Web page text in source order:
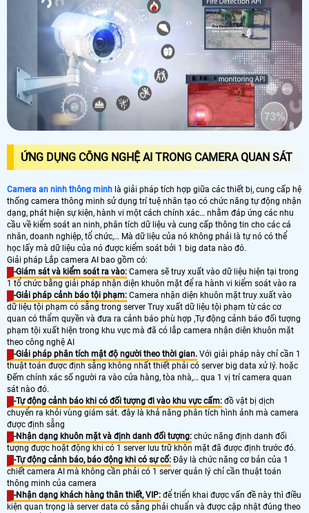
ỨNG DỤNG CÔNG NGHỆ AI TRONG CAMERA QUAN SÁT
Camera an ninh thông minh là giải pháp tích hợp giữa các thiết bị, cung cấp hệ
thống camera thông minh sử dụng trí tuệ nhân tạo có chức năng tự động nhận
dạng, phát hiện sự kiện, hành vi một cách chính xác… nhằm đáp ứng các nhu
cầu về kiểm soát an ninh, phân tích dữ liệu và cung cấp thông tin cho các cá
nhân, doanh nghiệp, tổ chức,… Mà dữ liệu của nó không phải là tự nó có thể
học lấy mà dữ liệu của nó được kiểm soát bởi 1 big data nào đó.
Giải pháp Lắp camera AI bao gồm có:
-Giám sát và kiểm soát ra vào: Camera sẽ truy xuất vào dữ liệu hiện tại trong
1 tổ chức bằng giải pháp nhận diện khuôn mặt để ra hành vi kiểm soát vào ra
-Giải pháp cảnh báo tội phạm: Camera nhận diện khuôn mặt truy xuất vào
dữ liệu tội phạm có sẵng trong server Truy xuất dữ liệu tội phạm từ các cơ
quan có thẩm quyền và đưa ra cảnh báo phù hợp ,Tự động cảnh báo đối tượng
phạm tội xuất hiện trong khu vực mà đã có lắp camera nhận diên khuôn mặt
theo công nghệ AI
-Giải pháp phân tích mật độ người theo thời gian. Với giải pháp này chỉ cần 1
thuật toán được định sẵng không nhất thiết phải có server big data xử lý. hoặc
Đếm chính xác số người ra vào cửa hàng, tòa nhà,… qua 1 vị trí camera quan
sát nào đó.
-Tự động cảnh báo khi có đối tượng đi vào khu vực cấm: đồ vật bị dịch
chuyển ra khỏi vùng giám sát. đây là khả năng phân tích hình ảnh mà camera
được định sẵng
-Nhận dạng khuôn mặt và định danh đối tượng: chức năng định danh đối
tượng được hoặt động khi có 1 server lưu trữ khôn mặt đã được định trước đó.
-Tự động cảnh báo, báo động khi có sự cố: Đây là chức năng cơ bản của 1
chiết camera AI mà không cần phải có 1 server quản lý chỉ cần thuật toán
thông minh của camera
-Nhận dạng khách hàng thân thiết, VIP: để triển khai được vấn đề này thì điều
kiện quan trọng là server data có sẵng phải chuẩn và được cập nhật đúng theo